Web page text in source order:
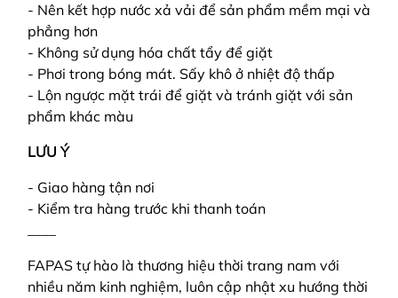
- Nên kết hợp nước xả vải để sản phẩm mềm mại và
phẳng hơn
- Không sử dụng hóa chất tẩy để giặt
- Phơi trong bóng mát. Sấy khô ở nhiệt độ thấp
- Lộn ngược mặt trái để giặt và tránh giặt với sản
phẩm khác màu
LƯU Ý
- Giao hàng tận nơi
- Kiểm tra hàng trước khi thanh toán
FAPAS tự hào là thương hiệu thời trang nam với
nhiều năm kinh nghiệm, luôn cập nhật xu hướng thời